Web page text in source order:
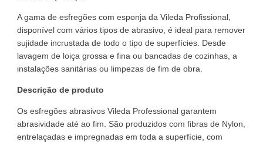
A gama de esfregões com esponja da Vileda Profissional,
disponível com vários tipos de abrasivo, é ideal para remover
sujidade incrustada de todo o tipo de superfícies. Desde
lavagem de loiça grossa e fina ou bancadas de cozinhas, a
instalações sanitárias ou limpezas de fim de obra.
Descrição de produto
Os esfregões abrasivos Vileda Professional garantem
abrasividade até ao fim. São produzidos com fibras de Nylon,
entrelaçadas e impregnadas em toda a superfície, com